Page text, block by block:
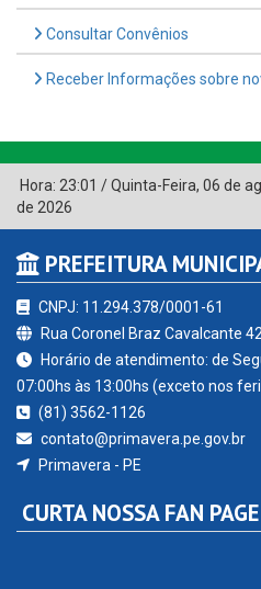
Consultar Convênios
Receber Informações sobre
Hora: 23:01 /Quinta-Feira, 06 de
de 2026
PREFEITURA
CNPJ: 11.294.378/0001-61
Rua Coronel Braz Cavalcante
Horário de atendimento: de
07:00hs às 13:00hs (exceto nos
(81) 3562-1126
contato@primavera.pe.gov.br
Primavera - PE
CURTA NOSSA FAN PAGE